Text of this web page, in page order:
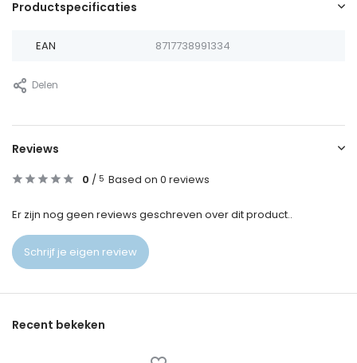
Productspecificaties
EAN 8717738991334
Delen
Reviews
0 / 5 Based on 0 reviews
Er zijn nog geen reviews geschreven over dit product..
Schrijf je eigen review
Recent bekeken